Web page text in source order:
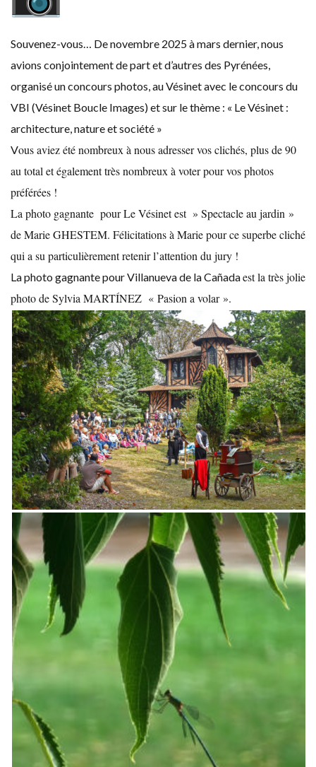
Souvenez-vous… De novembre 2025 à mars dernier, nous
avions conjointement de part et d’autres des Pyrénées,
organisé un concours photos, au Vésinet avec le concours du
VBI (Vésinet Boucle Images) et sur le thème : « Le Vésinet :
architecture, nature et société »
Vous aviez été nombreux à nous adresser vos clichés, plus de 90
au total et également très nombreux à voter pour vos photos
préférées !
La photo gagnante pour Le Vésinet est » Spectacle au jardin »
de Marie GHESTEM. Félicitations à Marie pour ce superbe cliché
qui a su particulièrement retenir l’attention du jury !
La photo gagnante pour Villanueva de la Cañadaest la très jolie
photo de Sylvia MARTÍNEZ « Pasion a volar ».